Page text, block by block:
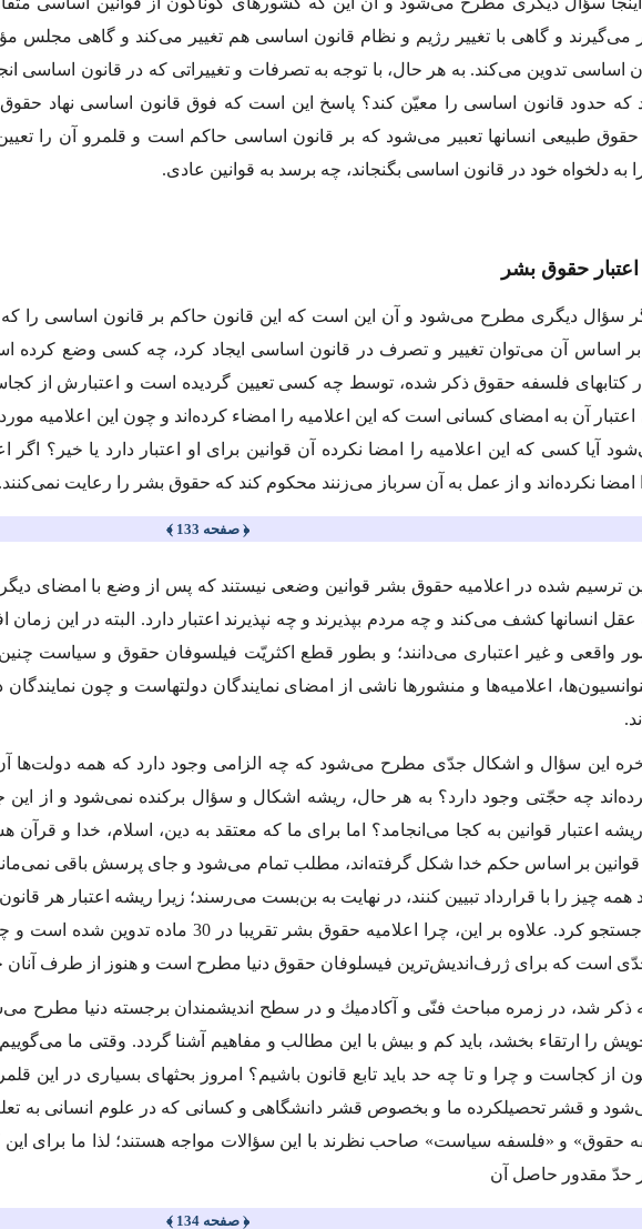
مى‌گیرند و گاهى با تغییر رژیم و نظام قانون اساسى هم تغییر مى‌كند و گاهى
اساسى تدوین مى‌كند. به هر حال، با توجه به تصرفات و تغییراتى كه در قانون اساسى
كه حدود قانون اساسى را معیّن كند؟ پاسخ این است كه فوق قانون اساسى نهاد حقوق
طبیعى انسانها تعبیر مى‌شود كه بر قانون اساسى حاكم است و قلمرو آن را
به دلخواه خود در قانون اساسى بگنجاند، چه برسد به قوانین عادى.
سؤال دیگرى مطرح مى‌شود و آن این است كه این قانون حاكم بر قانون اساسى را
اساس آن مى‌توان تغییر و تصرف در قانون اساسى ایجاد كرد، چه كسى وضع كرده
كتابهاى فلسفه حقوق ذكر شده، توسط چه كسى تعیین گردیده است و اعتبارش از
اعتبار آن به امضاى كسانى است كه این اعلامیه را امضاء كرده‌اند و چون این اعلامیه
آیا كسى كه این اعلامیه را امضا نكرده آن قوانین براى او اعتبار دارد یا خیر؟ اگر
را امضا نكرده‌اند و از عمل به آن سرباز مى‌زنند محكوم كند كه حقوق بشر را رعایت
﴿ صفحه 133 ﴾
ترسیم شده در اعلامیه حقوق بشر قوانین وضعى نیستند كه پس از وضع با امضاى دیگران
انسانها كشف مى‌كند و چه مردم بپذیرند و چه نپذیرند اعتبار دارد. البته در این
واقعى و غیر اعتبارى مى‌دانند؛ و بطور قطع اكثریّت فیلسوفان حقوق و سیاست چنین
اعلامیه‌ها و منشورها ناشى از امضاى نمایندگان دولتهاست و چون نمایندگان
این سؤال و اشكال جدّى مطرح مى‌شود كه چه الزامى وجود دارد كه همه دولت‌ها آن
چه حجّتى وجود دارد؟ به هر حال، ریشه اشكال و سؤال بركنده نمى‌شود و از
اعتبار قوانین به كجا مى‌انجامد؟ اما براى ما كه معتقد به دین، اسلام، خدا و قرآن
بر اساس حكم خدا شكل گرفته‌اند، مطلب تمام مى‌شود و جاى پرسش باقى نمى‌ماند.
چیز را با قرارداد تبیین كنند، در نهایت به بن‌بست مى‌رسند؛ زیرا ریشه اعتبار هر
آن را نیز جستجو كرد. علاوه بر این، چرا اعلامیه
است كه براى ژرف‌اندیش‌ترین فیسلوفان حقوق دنیا مطرح است و هنوز از طرف آنان
ذكر شد، در زمره مباحث فنّى و آكادمیك و در سطح اندیشمندان برجسته دنیا مطرح
را ارتقاء بخشد، باید كم و بیش با این مطالب و مفاهیم آشنا گردد. وقتى ما مى‌گوییم
از كجاست و چرا و تا چه حد باید تابع قانون باشیم؟ امروز بحثهاى بسیارى در این
و قشر تحصیلكرده ما و بخصوص قشر دانشگاهى و كسانى كه در علوم انسانى به
حقوق» و «فلسفه سیاست» صاحب نظرند با این سؤالات مواجه هستند؛ لذا ما براى این
حدّ مقدور حاصل آن
﴿ صفحه 134 ﴾